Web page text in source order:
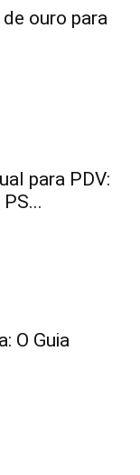
ouro para
para PDV:
O Guia